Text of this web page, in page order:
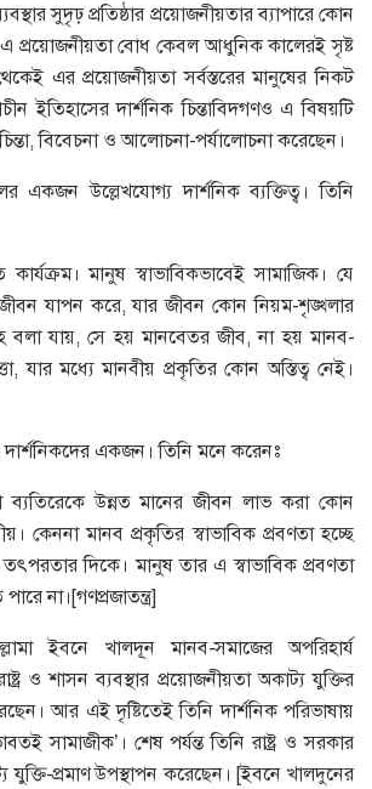
সুদৃঢ় প্রতিষ্ঠার প্রয়োজনীয়তার ব্যাপারে কোন
এ প্রয়োজনীয়তা বোধ কেবল আধুনিক কালেরই সৃষ্ট
এর প্রয়োজনীয়তা সর্বস্তরের মানুষের নিকট
ইতিহাসের দার্শনিক চিন্তাবিদগণও এ বিষয়টি
বিবেচনা ও আলোচনা-পর্যালোচনা করেছেন।
একজন উল্লেখযোগ্য দার্শনিক ব্যক্তিত্ব। তিনি
কার্যক্রম। মানুষ স্বাভাবিকভাবেই সামাজিক। যে
যাপন করে, যার জীবন কোন নিয়ম-শৃঙ্খলার
বলা যায়, সে হয় মানবেতর জীব, না হয় মানব-
যার মধ্যে মানবীয় প্রকৃতির কোন অস্তিত্ব নেই।
দার্শনিকদের একজন। তিনি মনে করেনঃ
ব্যতিরেকে উন্নত মানের জীবন লাভ করা কোন
কেননা মানব প্রকৃতির স্বাভাবিক প্রবণতা হচ্ছে
তৎপরতার দিকে। মানুষ তার এ স্বাভাবিক প্রবণতা
না।[গণপ্রজাতন্ত্র]
ইবনে খালদূন মানব-সমাজের অপরিহার্য
ও শাসন ব্যবস্থার প্রয়োজনীয়তা অকাট্য যুক্তির
আর এই দৃষ্টিতেই তিনি দার্শনিক পরিভাষায়
সামাজীক’। শেষ পর্যন্ত তিনি রাষ্ট্র ও সরকার
যুক্তি-প্রমাণ উপস্থাপন করেছেন। [ইবনে খালদুনের